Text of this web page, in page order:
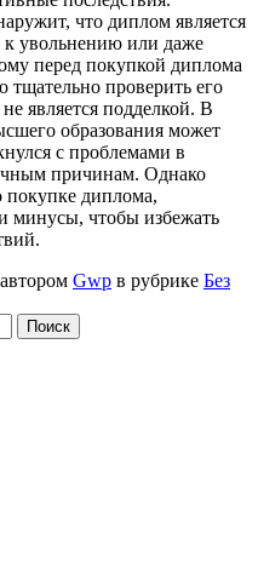
что диплом является
увольнению или даже
перед покупкой диплома
тщательно проверить его
является подделкой. В
образования может
с проблемами в
причинам. Однако
покупке диплома,
минусы, чтобы избежать
автором Gwp в рубрике Без